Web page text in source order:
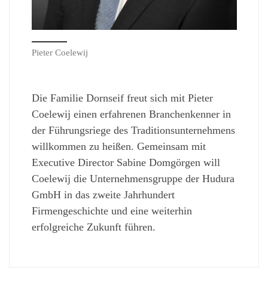
Pieter Coelewij
Die Familie Dornseif freut sich mit Pieter
Coelewij einen erfahrenen Branchenkenner in
der Führungsriege des Traditionsunternehmens
willkommen zu heißen. Gemeinsam mit
Executive Director Sabine Domgörgen will
Coelewij die Unternehmensgruppe der Hudura
GmbH in das zweite Jahrhundert
Firmengeschichte und eine weiterhin
erfolgreiche Zukunft führen.